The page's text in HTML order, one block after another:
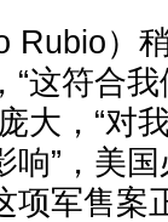
Rubio）
“这符合
大，“对
”，美
项军售案